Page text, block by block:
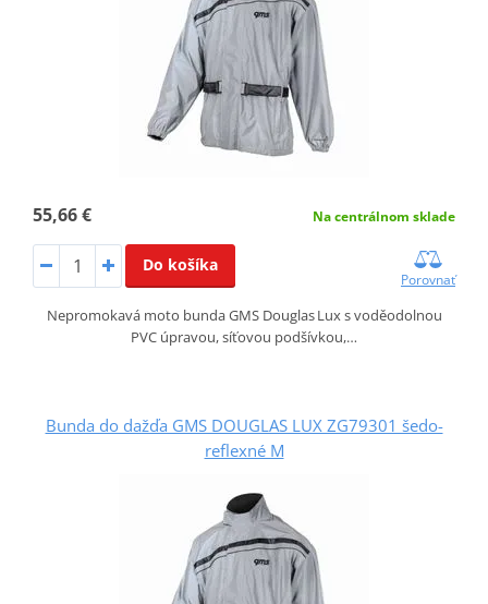
55,66 € Na centrálnom sklade
Do košíka
Porovnať
Nepromokavá moto bunda GMS Douglas Lux s voděodolnou
PVC úpravou, síťovou podšívkou,…
Bunda do dažďa GMS DOUGLAS LUX ZG79301 šedo-
reflexné M